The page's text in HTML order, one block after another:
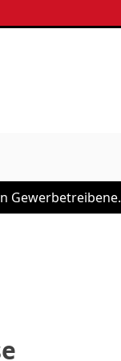
Gewerbetreibene.